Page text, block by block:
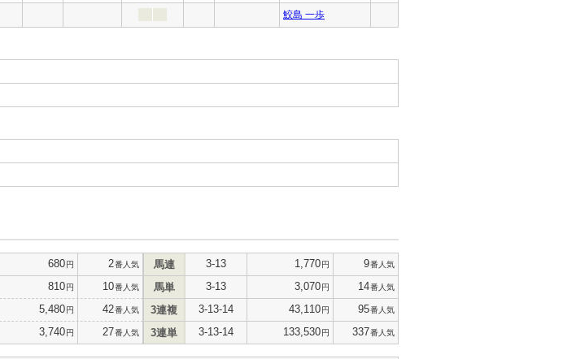
鮫島 一歩
680円 2番人気
810円 10番人気
5,480円 42番人気
3,740円 27番人気
馬連 3-13 1,770円 9番人気
馬単 3-13 3,070円 14番人気
3連複 3-13-14 43,110円 95番人気
3連単 3-13-14 133,530円 337番人気